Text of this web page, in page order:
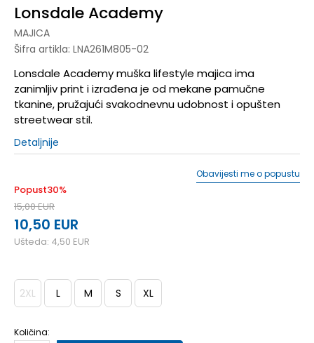
Lonsdale Academy
MAJICA
Šifra artikla: LNA261M805-02
Lonsdale Academy muška lifestyle majica ima
zanimljiv print i izrađena je od mekane pamučne
tkanine, pružajući svakodnevnu udobnost i opušten
streetwear stil.
Detaljnije
Popust30%
15,00EUR
10,50 EUR
Ušteda: 4,50 EUR
Obavijesti me o popustu
2XL L M S XL
Količina: